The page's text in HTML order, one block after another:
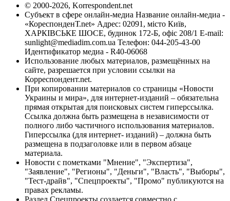
© 2000-2026, Korrespondent.net
Субъект в сфере онлайн-медиа Название онлайн-медиа -
«КореспонденТ.net» Адрес: 02091, місто Київ,
ХАРКІВСЬКЕ ШОСЕ, будинок 172-Б, офіс 208/1 E-mail:
sunlight@mediadim.com.ua Телефон: 044-205-43-00
Идентификатор медиа - R40-06068
Использование любых материалов, размещённых на
сайте, разрешается при условии ссылки на
Корреспондент.net.
При копировании материалов со страницы «Новости
Украины и мира», для интернет-изданий – обязательна
прямая открытая для поисковых систем гиперссылка.
Ссылка должна быть размещена в независимости от
полного либо частичного использования материалов.
Гиперссылка (для интернет- изданий) – должна быть
размещена в подзаголовке или в первом абзаце
материала.
Новости с пометками "Мнение", "Экспертиза",
"Заявление", "Регионы", "Деньги", "Власть", "Выборы",
"Тест-драйв", "Спецпроекты", "Промо" публикуются на
правах рекламы.
Раздел Спецпроекты создается совместно с